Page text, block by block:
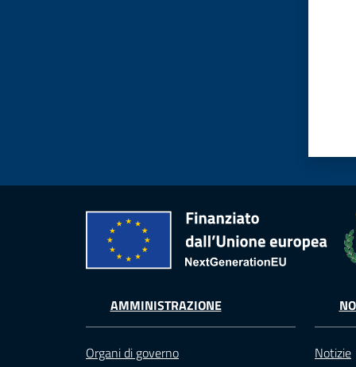
AMMINISTRAZIONE
Organi di governo
Notizie